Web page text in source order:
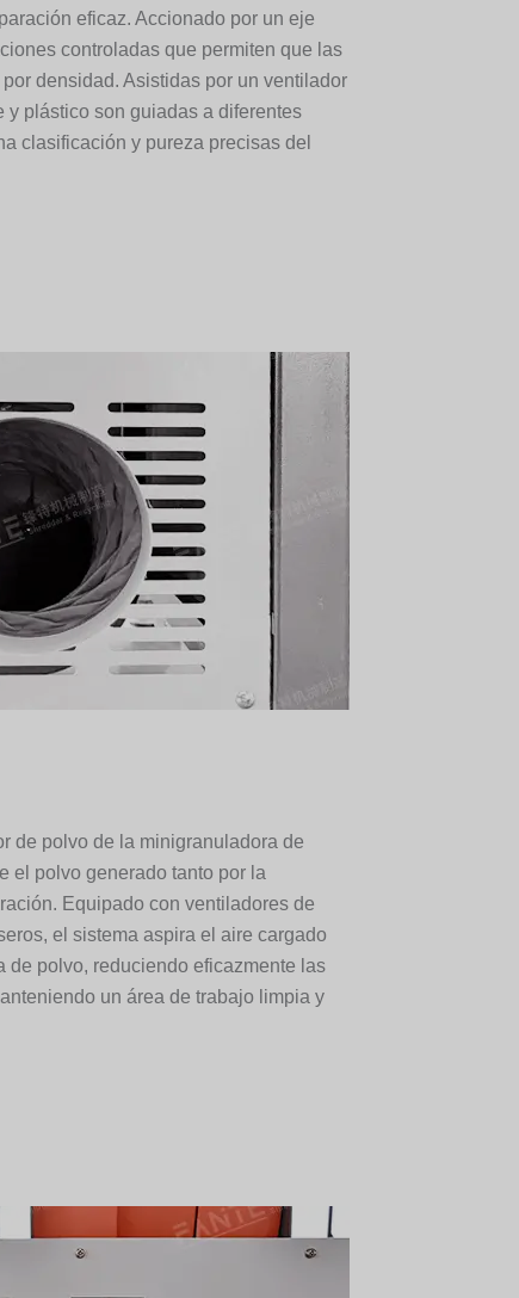
eficaz. Accionado por un eje
controladas que permiten que las
densidad. Asistidas por un ventilador
plástico son guiadas a diferentes
clasificación y pureza precisas del
de polvo de la minigranuladora de
el polvo generado tanto por la
Equipado con ventiladores de
el sistema aspira el aire cargado
polvo, reduciendo eficazmente las
un área de trabajo limpia y